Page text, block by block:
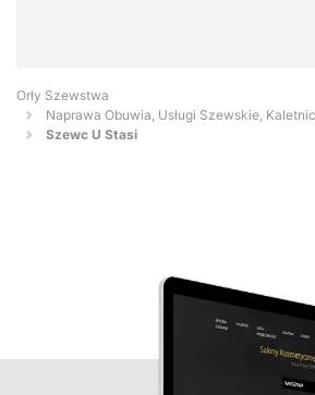
Orły Szewstwa
Naprawa Obuwia, Usługi Szewskie,
Szewc U Stasi